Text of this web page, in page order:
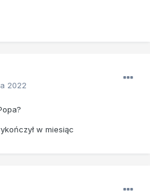
2022
w miesiąc